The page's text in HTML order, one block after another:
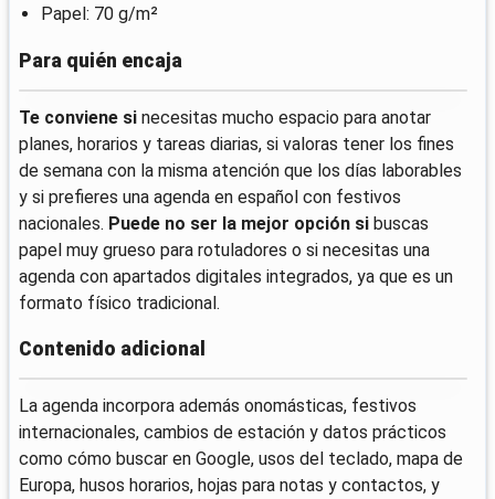
Papel: 70 g/m²
Para quién encaja
Te conviene si necesitas mucho espacio para anotar
planes, horarios y tareas diarias, si valoras tener los fines
de semana con la misma atención que los días laborables
y si prefieres una agenda en español con festivos
nacionales. Puede no ser la mejor opción si buscas
papel muy grueso para rotuladores o si necesitas una
agenda con apartados digitales integrados, ya que es un
formato físico tradicional.
Contenido adicional
La agenda incorpora además onomásticas, festivos
internacionales, cambios de estación y datos prácticos
como cómo buscar en Google, usos del teclado, mapa de
Europa, husos horarios, hojas para notas y contactos, y